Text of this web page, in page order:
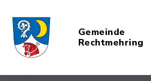
Gemeinde
Rechtmehring